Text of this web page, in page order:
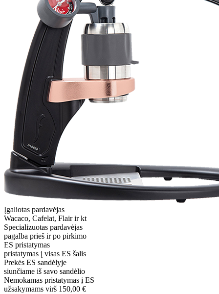
Įgaliotas pardavėjas
Wacaco, Cafelat, Flair ir kt
Specializuotas pardavėjas
pagalba prieš ir po pirkimo
ES pristatymas
pristatymas į visas ES šalis
Prekės ES sandėlyje
siunčiame iš savo sandėlio
Nemokamas pristatymas į ES
užsakymams virš 150,00 €